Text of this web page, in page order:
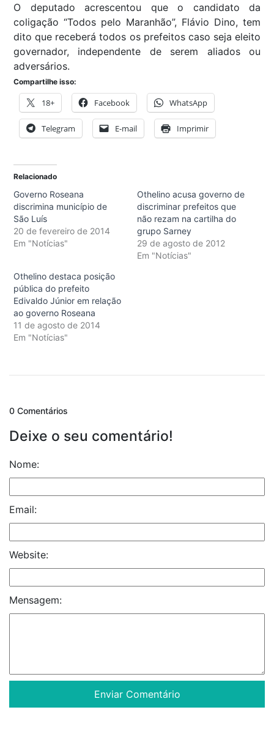
O deputado acrescentou que o candidato da
coligação “Todos pelo Maranhão”, Flávio Dino, tem
dito que receberá todos os prefeitos caso seja eleito
governador, independente de serem aliados ou
adversários.
Compartilhe isso:
18+ Facebook WhatsApp
Telegram E-mail Imprimir
Relacionado
Governo Roseana
discrimina município de
São Luís
20 de fevereiro de 2014
Em "Notícias"
Othelino acusa governo de
discriminar prefeitos que
não rezam na cartilha do
grupo Sarney
29 de agosto de 2012
Em "Notícias"
Othelino destaca posição
pública do prefeito
Edivaldo Júnior em relação
ao governo Roseana
11 de agosto de 2014
Em "Notícias"
0 Comentários
Deixe o seu comentário!
Nome:
Email:
Website:
Mensagem: